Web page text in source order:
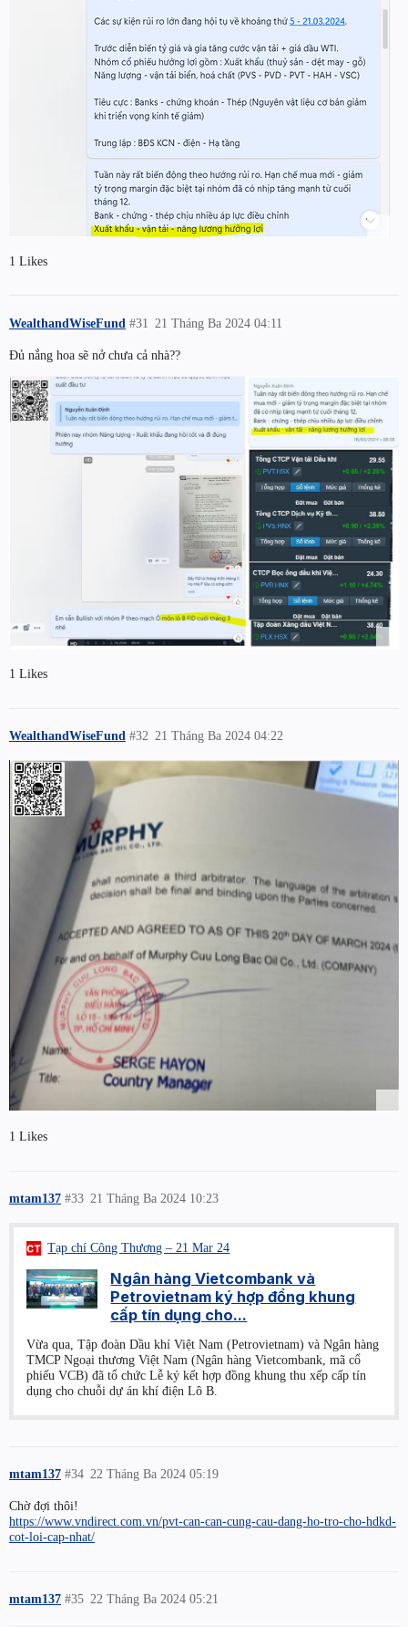
1 Likes
WealthandWiseFund 21 Tháng Ba 2024 04:11
#31
Đủ nắng hoa sẽ nở chưa cả nhà??
1 Likes
WealthandWiseFund 21 Tháng Ba 2024 04:22
#32
1 Likes
mtam137 21 Tháng Ba 2024 10:23
#33
Tạp chí Công Thương – 21 Mar 24
Ngân hàng Vietcombank và
Petrovietnam ký hợp đồng khung
cấp tín dụng cho...
Vừa qua, Tập đoàn Dầu khí Việt Nam (Petrovietnam) và Ngân hàng
TMCP Ngoại thương Việt Nam (Ngân hàng Vietcombank, mã cổ
phiếu VCB) đã tổ chức Lễ ký kết hợp đồng khung thu xếp cấp tín
dụng cho chuỗi dự án khí điện Lô B.
mtam137 22 Tháng Ba 2024 05:19
#34
Chờ đợi thôi!
https://www.vndirect.com.vn/pvt-can-can-cung-cau-dang-ho-tro-cho-hdkd-
cot-loi-cap-nhat/
mtam137 22 Tháng Ba 2024 05:21
#35